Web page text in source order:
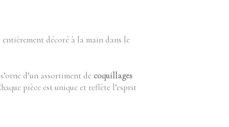
entièrement décoré à la main dans le
d’un assortiment de coquillages
pièce est unique et reflète l’esprit